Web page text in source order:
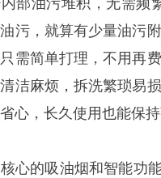
部油污堆积，无需频
污，就算有少量油污
需简单打理，不用再
洁麻烦，拆洗繁琐易
心，长久使用也能保持
的吸油烟和智能功能